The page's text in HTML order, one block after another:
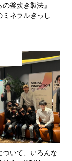
の釜炊き製法』
ミネラルぎっし
ついて、いろんな